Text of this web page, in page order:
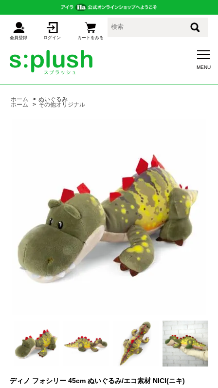
カートをみる
ログイン
会員登録
ホーム > ぬいぐるみ
ホーム > その他オリジナル
ディノ フォシリー 45cm ぬいぐるみ/エコ素材 NICI(ニキ)